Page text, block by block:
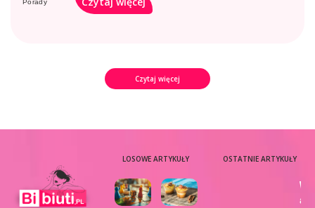
Porady
Czytaj więcej
LOSOWE ARTYKUŁY OSTATNIE ARTYKUŁY
aj